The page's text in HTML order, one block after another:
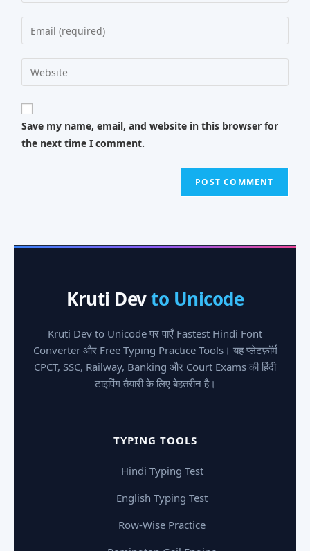
Save my name, email, and website in this browser for
the next time I comment.
Kruti Devto Unicode
Kruti Dev to Unicode पर पाएँ Fastest Hindi Font
Converter और Free Typing Practice Tools। यह प्लेटफ़ॉर्म
CPCT, SSC, Railway, Banking और Court Exams की हिंदी
टाइपिंग तैयारी के लिए बेहतरीन है।
TYPING TOOLS
Hindi Typing Test
English Typing Test
Row-Wise Practice